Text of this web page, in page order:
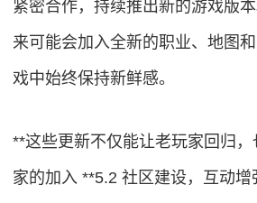
紧密合作，持续推出新的游戏版
来可能会加入全新的职业、地图
戏中始终保持新鲜感。
**这些更新不仅能让老玩家回归
家的加入 **5.2 社区建设，互动